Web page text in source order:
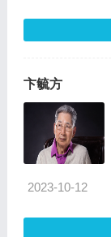
卞毓方
2023-10-12